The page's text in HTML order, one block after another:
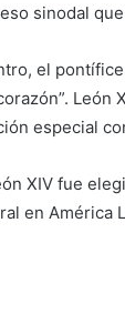
sinodal
el
especial
XIV fue
en América